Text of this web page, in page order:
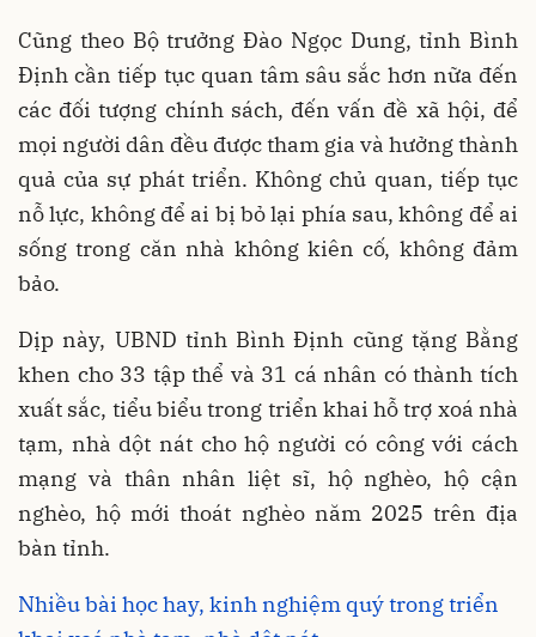
Cũng theo Bộ trưởng Đào Ngọc Dung, tỉnh Bình
Định cần tiếp tục quan tâm sâu sắc hơn nữa đến
các đối tượng chính sách, đến vấn đề xã hội, để
mọi người dân đều được tham gia và hưởng thành
quả của sự phát triển. Không chủ quan, tiếp tục
nỗ lực, không để ai bị bỏ lại phía sau, không để ai
sống trong căn nhà không kiên cố, không đảm
bảo.
Dịp này, UBND tỉnh Bình Định cũng tặng Bằng
khen cho 33 tập thể và 31 cá nhân có thành tích
xuất sắc, tiểu biểu trong triển khai hỗ trợ xoá nhà
tạm, nhà dột nát cho hộ người có công với cách
mạng và thân nhân liệt sĩ, hộ nghèo, hộ cận
nghèo, hộ mới thoát nghèo năm 2025 trên địa
bàn tỉnh.
Nhiều bài học hay, kinh nghiệm quý trong triển